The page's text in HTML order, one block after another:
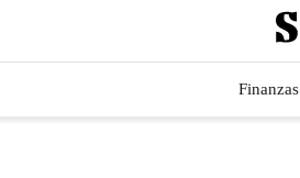
Finanzas